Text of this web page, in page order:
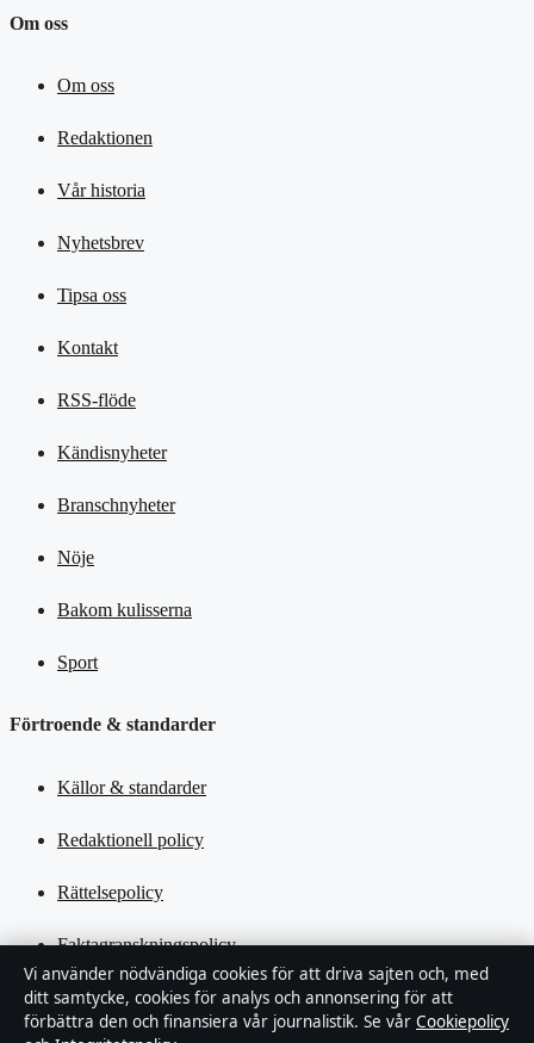
Om oss
Om oss
Redaktionen
Vår historia
Nyhetsbrev
Tipsa oss
Kontakt
RSS-flöde
Kändisnyheter
Branschnyheter
Nöje
Bakom kulisserna
Sport
Förtroende & standarder
Källor & standarder
Redaktionell policy
Rättelsepolicy
Faktagranskningspolicy
Ägande & finansiering
Vi använder nödvändiga cookies för att driva sajten och, med
ditt samtycke, cookies för analys och annonsering för att
förbättra den och finansiera vår journalistik. Se vår Cookiepolicy